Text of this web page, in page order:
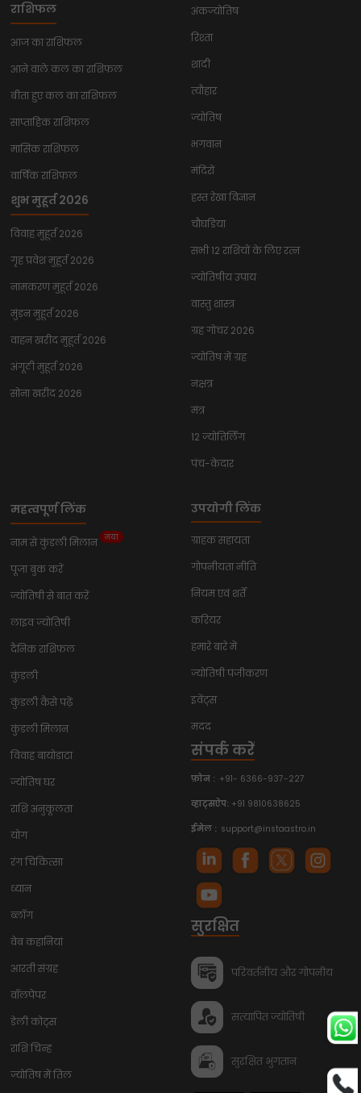
राशिफल
आज का राशिफल
आने वाले कल का राशिफल
बीता हुए कल का राशिफल
साप्ताहिक राशिफल
मासिक राशिफल
वार्षिक राशिफल
शुभ मुहूर्त 2026
विवाह मुहूर्त 2026
गृह प्रवेश मुहूर्त 2026
नामकरण मुहूर्त 2026
मुंडन मुहूर्त 2026
वाहन खरीद मुहूर्त 2026
अंगूठी मुहूर्त 2026
सोना खरीद 2026
अंकज्योतिष
रिश्ता
शादी
त्यौहार
ज्योतिष
भगवान
मंदिरों
हस्त रेखा विज्ञान
चौघडिया
सभी 12 राशियों के लिए रत्न
ज्योतिषीय उपाय
वास्तु शास्त्र
ग्रह गोचर 2026
ज्योतिष में ग्रह
नक्षत्र
मंत्र
12 ज्योतिर्लिंग
पंच-केदार
महत्वपूर्ण लिंक
नाम से कुंडली मिलान नया
पूजा बुक करें
ज्योतिषी से बात करें
लाइव ज्योतिषी
दैनिक राशिफल
कुंडली
कुंडली कैसे पढ़ें
कुंडली मिलान
विवाह बायोडाटा
ज्योतिष घर
राशि अनुकूलता
योग
रंग चिकित्सा
ध्यान
ब्लॉग
वेब कहानियां
आरती संग्रह
वॉलपेपर
डेली कोट्स
राशि चिन्ह
ज्योतिष में तिल
उपयोगी लिंक
ग्राहक सहायता
गोपनीयता नीति
नियम एवं शर्तें
करियर
हमारे बारे में
ज्योतिषी पंजीकरण
इवेंट्स
मदद
संपर्क करें
फ़ोन : +91- 6366-937-227
व्हाट्सऐप: +91 9810638625
ईमेल : support@instaastro.in
सुरक्षित
परिवर्तनीय और गोपनीय
सत्यापित ज्योतिषी
सुरक्षित भुगतान